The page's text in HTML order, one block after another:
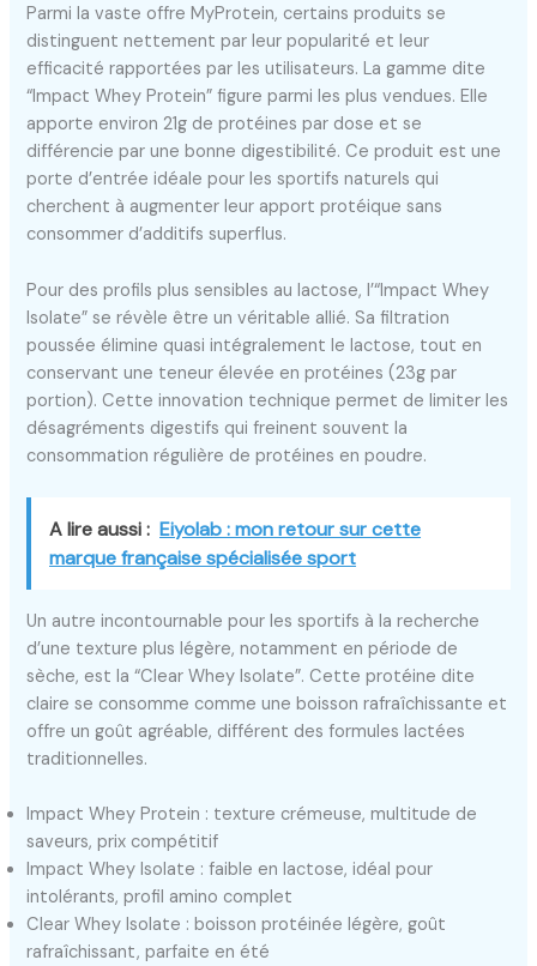
Parmi la vaste offre MyProtein, certains produits se
distinguent nettement par leur popularité et leur
efficacité rapportées par les utilisateurs. La gamme dite
“Impact Whey Protein” figure parmi les plus vendues. Elle
apporte environ 21g de protéines par dose et se
différencie par une bonne digestibilité. Ce produit est une
porte d’entrée idéale pour les sportifs naturels qui
cherchent à augmenter leur apport protéique sans
consommer d’additifs superflus.
Pour des profils plus sensibles au lactose, l’“Impact Whey
Isolate” se révèle être un véritable allié. Sa filtration
poussée élimine quasi intégralement le lactose, tout en
conservant une teneur élevée en protéines (23g par
portion). Cette innovation technique permet de limiter les
désagréments digestifs qui freinent souvent la
consommation régulière de protéines en poudre.
A lire aussi : Eiyolab : mon retour sur cette
marque française spécialisée sport
Un autre incontournable pour les sportifs à la recherche
d’une texture plus légère, notamment en période de
sèche, est la “Clear Whey Isolate”. Cette protéine dite
claire se consomme comme une boisson rafraîchissante et
offre un goût agréable, différent des formules lactées
traditionnelles.
Impact Whey Protein : texture crémeuse, multitude de
saveurs, prix compétitif
Impact Whey Isolate : faible en lactose, idéal pour
intolérants, profil amino complet
Clear Whey Isolate : boisson protéinée légère, goût
rafraîchissant, parfaite en été